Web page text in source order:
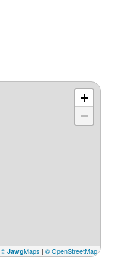
+
−
© JawgMaps | © OpenStreetMap